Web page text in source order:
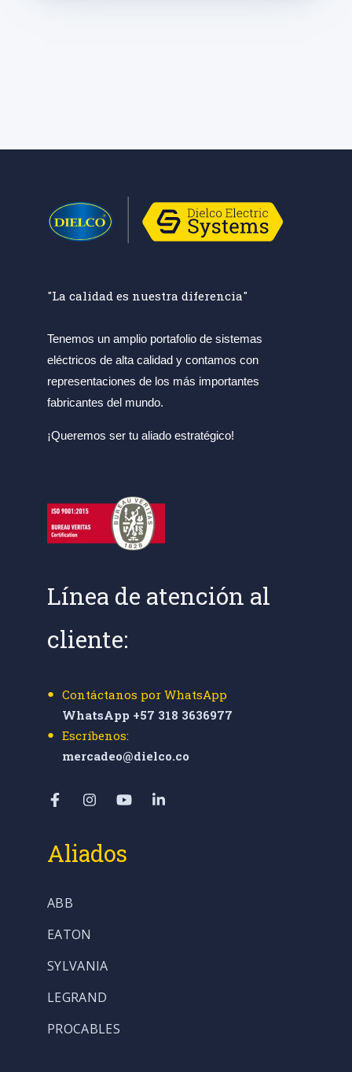
"La calidad es nuestra diferencia"
Tenemos un amplio portafolio de sistemas
eléctricos de alta calidad y contamos con
representaciones de los más importantes
fabricantes del mundo.
¡Queremos ser tu aliado estratégico!
Línea de atención al
cliente:
Contáctanos por WhatsApp
WhatsApp +57 318 3636977
Escríbenos:
mercadeo@dielco.co
Aliados
ABB
EATON
SYLVANIA
LEGRAND
PROCABLES